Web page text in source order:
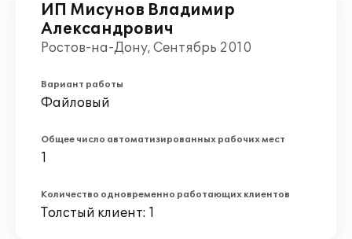
ИП Мисунов Владимир
Александрович
Ростов-на-Дону, Сентябрь 2010
Вариант работы
Файловый
Общее число автоматизированных рабочих мест
1
Количество одновременно работающих клиентов
Толстый клиент: 1